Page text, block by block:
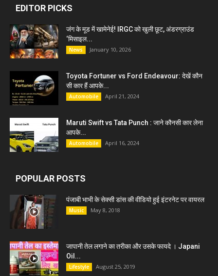
EDITOR PICKS
जंग के मूड में खामेनेई! IRGC को खुली छूट, अंडरग्राउंड
‘मिसाइल...
News January 10, 2026
Toyota Fortuner vs Ford Endeavour: देखें कौन
सी कार हैं आपके...
Automobile April 21, 2024
Maruti Swift vs Tata Punch : जाने कौनसी कार लेना
आपके...
Automobile April 16, 2024
POPULAR POSTS
पंजाबी भाभी के सेक्सी डांस की वीडियो हुई इंटरनेट पर वायरल
Music May 8, 2018
जापानी तेल लगाने का तरीका और उसके फायदे । Japani
Oil...
Lifestyle August 25, 2019